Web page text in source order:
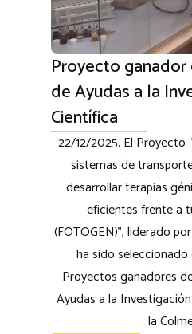
Proyecto ganador
de Ayudas a la
Científica
22/12/2025. El Proyecto
sistemas de
desarrollar terapias
eficientes frente a
(FOTOGEN)”, liderado
ha sido
Proyectos ganadores
Ayudas a la
la